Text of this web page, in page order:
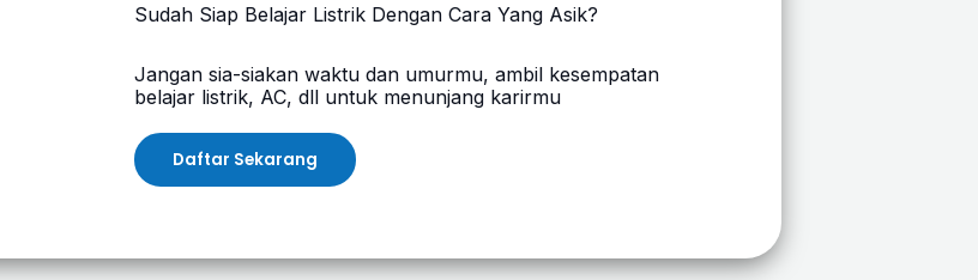
Sudah Siap Belajar Listrik Dengan Cara Yang Asik?
Jangan sia-siakan waktu dan umurmu, ambil kesempatan
belajar listrik, AC, dll untuk menunjang karirmu
Daftar Sekarang